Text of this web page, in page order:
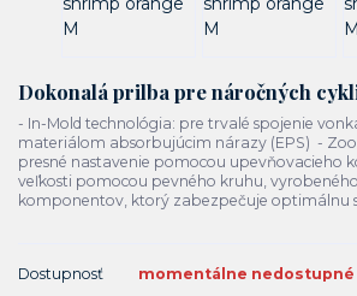
Dokonalá prilba pre náročných
- In-Mold technológia: pre trvalé spojenie
materiálom absorbujúcim nárazy (EPS) -
presné nastavenie pomocou upevňovacieho
veľkosti pomocou pevného kruhu,
komponentov, ktorý zabezpečuje optimálnu
Dostupnosť
momentálne nedostupné